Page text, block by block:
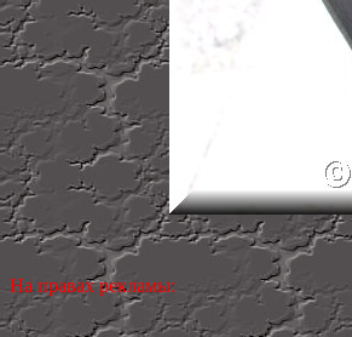
На правах рекламы: